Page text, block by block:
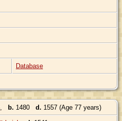
Database
b. 1480 d. 1557 (Age 77 years)